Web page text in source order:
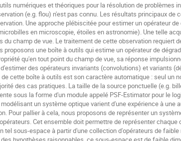
numériques et théoriques pour la résolution de problèmes
(e.g. flou) n'est pas connu. Les résultats principaux de
Une approche plébiscitée pour estimer un opérateur
en microscopie, étoiles en astronomie). Une telle
champ de vue. Le traitement de cette observation requiert
une boîte à outils qui estime un opérateur de
qu'en tout point du champ de vue, sa réponse
des opérateurs invariants (convolutions) et variants
cette boîte à outils est son caractère automatique : seul un
des cas pratiques. La taille de la source ponctuelle (e.g.
sous la forme d'un module appelé PSF-Estimator pour le
un système optique varient d'une expérience à une
Pour pallier à cela, nous proposons de représenter un
Cet ensemble doit permettre de représenter chaque
sous-espace à partir d'une collection d'opérateurs de